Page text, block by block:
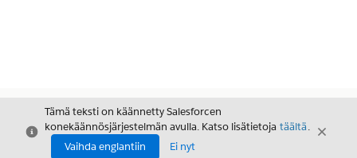
Sulje
Tämä teksti on käännetty Salesforcen
konekäännösjärjestelmän avulla. Katso lisätietoja täältä.
Vaihda englantiin
Ei nyt
Sulje